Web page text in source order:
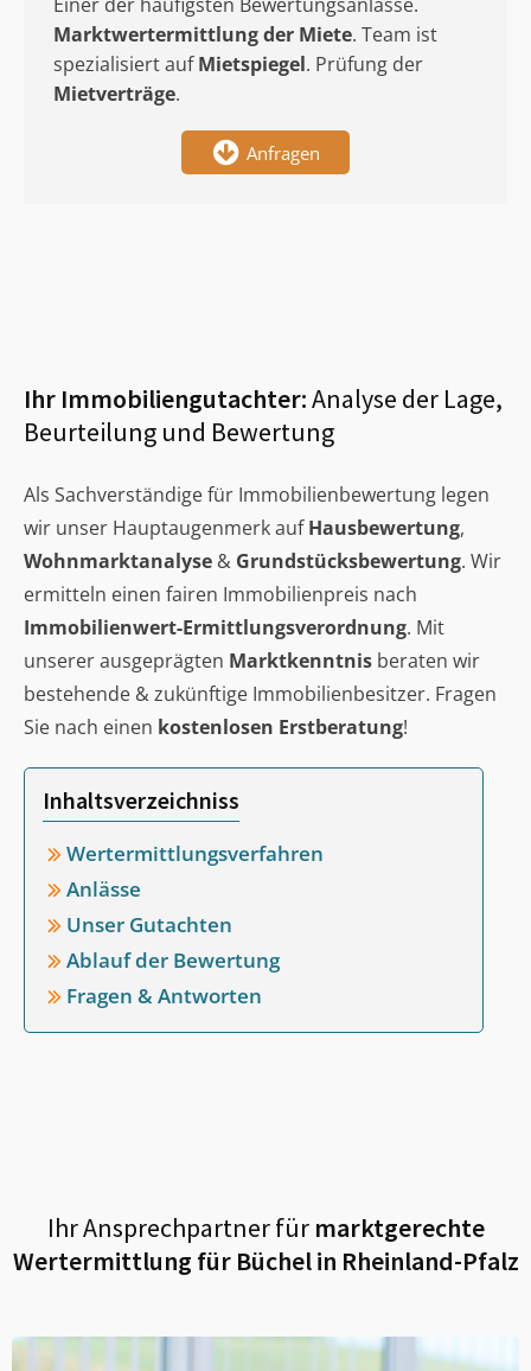
Marktwertermittlungder Miete. Team ist
spezialisiert aufMietspiegel. Prüfung der
Mietverträge.
Anfragen
Ihr Immobiliengutachter:Analyse der Lage,
Beurteilung und Bewertung
Als Sachverständige für Immobilienbewertung legen
wir unser Hauptaugenmerk aufHausbewertung,
Wohnmarktanalyse & Grundstücksbewertung. Wir
ermitteln einen fairen Immobilienpreis nach
Immobilienwert-Ermittlungsverordnung. Mit
unserer ausgeprägten Marktkenntnis beraten wir
bestehende & zukünftige Immobilienbesitzer. Fragen
Sie nach einen kostenlosen Erstberatung!
Inhaltsverzeichniss
Wertermittlungsverfahren
Anlässe
Unser Gutachten
Ablauf der Bewertung
Fragen & Antworten
Ihr Ansprechpartner fürmarktgerechte
Wertermittlung für Büchel in Rheinland-Pfalz